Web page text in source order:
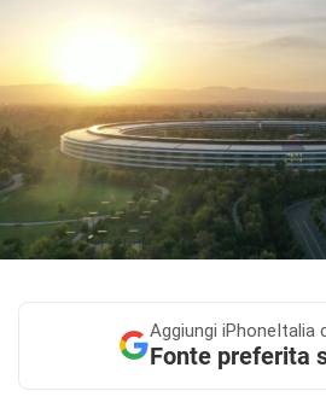
Aggiungi iPhoneItalia
Fonte preferita